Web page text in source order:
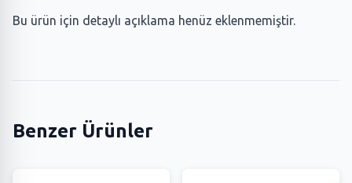
Bu ürün için detaylı açıklama henüz eklenmemiştir.
Benzer Ürünler